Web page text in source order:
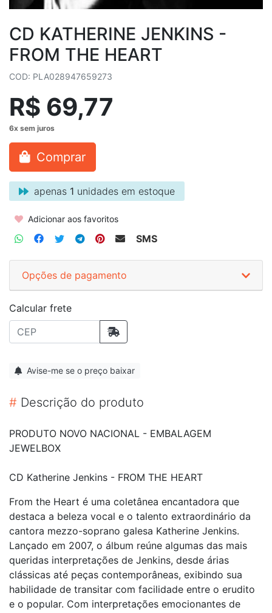
CD KATHERINE JENKINS -
FROM THE HEART
COD: PLA028947659273
R$ 69,77
Comprar
apenas 1 unidades em estoque
Adicionar aos favoritos
SMS
Opções de pagamento
Calcular frete
Avise-me se o preço baixar
# Descrição do produto
PRODUTO NOVO NACIONAL - EMBALAGEM
JEWELBOX
CD Katherine Jenkins - FROM THE HEART
From the Heart é uma coletânea encantadora que
destaca a beleza vocal e o talento extraordinário da
cantora mezzo-soprano galesa Katherine Jenkins.
Lançado em 2007, o álbum reúne algumas das mais
queridas interpretações de Jenkins, desde árias
clássicas até peças contemporâneas, exibindo sua
habilidade de transitar com facilidade entre o erudito
e o popular. Com interpretações emocionantes de